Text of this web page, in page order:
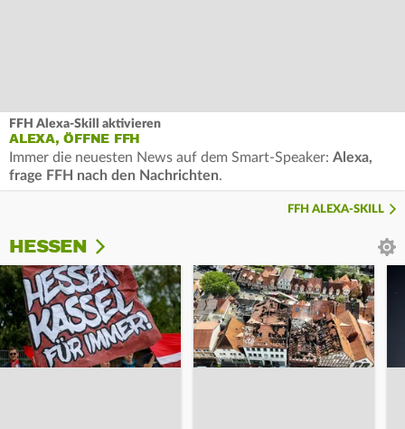
FFH Alexa-Skill aktivieren
ALEXA, ÖFFNE FFH
Immer die neuesten News auf dem Smart-Speaker: Alexa,
frage FFH nach den Nachrichten.
FFH ALEXA-SKILL
HESSEN